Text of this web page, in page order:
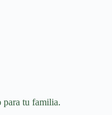
para tu familia.